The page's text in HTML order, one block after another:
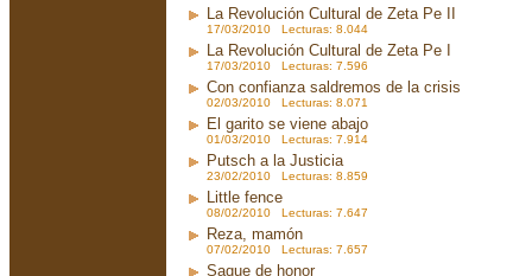
La Revolución Cultural de Zeta Pe II
17/03/2010 Lecturas: 8.044
La Revolución Cultural de Zeta Pe I
17/03/2010 Lecturas: 7.596
Con confianza saldremos de la crisis
02/03/2010 Lecturas: 8.071
El garito se viene abajo
01/03/2010 Lecturas: 7.914
Putsch a la Justicia
23/02/2010 Lecturas: 8.859
Little fence
08/02/2010 Lecturas: 7.647
Reza, mamón
07/02/2010 Lecturas: 7.657
Saque de honor